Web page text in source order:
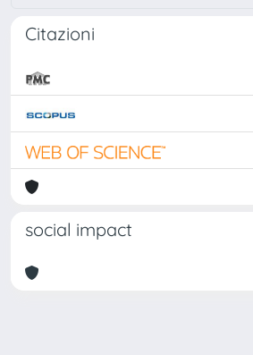
Citazioni
social impact